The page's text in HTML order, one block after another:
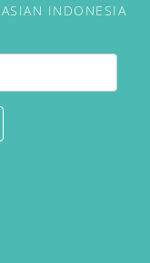
INDONESIA